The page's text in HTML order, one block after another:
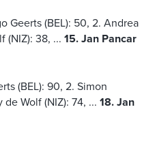
Geerts (BEL): 50, 2. Andrea
(NIZ): 38, ... 15. Jan Pancar
(BEL): 90, 2. Simon
Wolf (NIZ): 74, ... 18. Jan